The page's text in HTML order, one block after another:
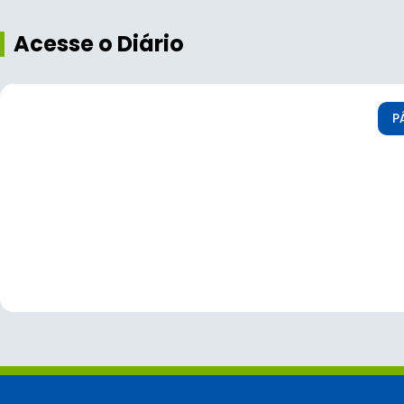
Acesse o Diário